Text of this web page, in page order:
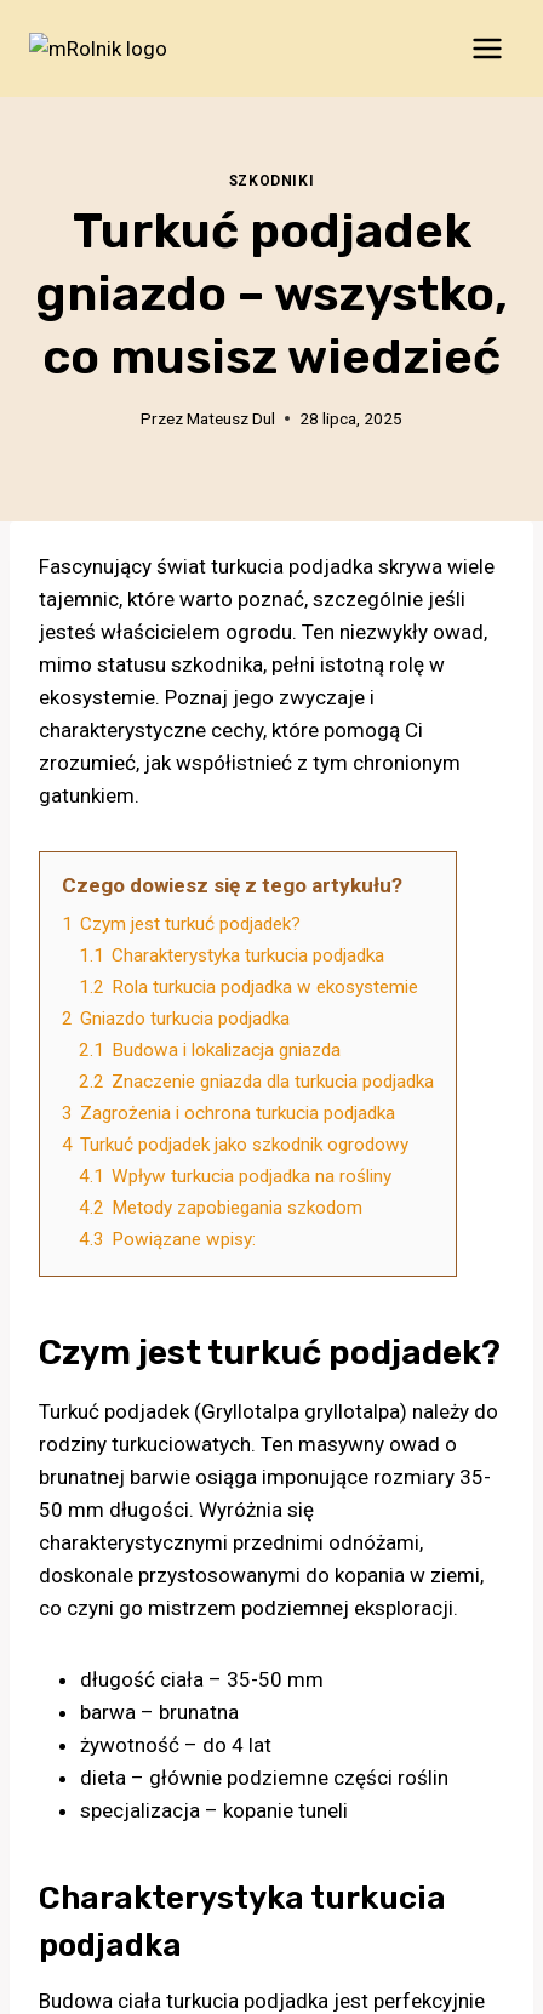
SZKODNIKI
Turkuć podjadek
gniazdo – wszystko,
co musisz wiedzieć
PrzezMateusz Dul 28 lipca, 2025
Fascynujący świat turkucia podjadka skrywa wiele
tajemnic, które warto poznać, szczególnie jeśli
jesteś właścicielem ogrodu. Ten niezwykły owad,
mimo statusu szkodnika, pełni istotną rolę w
ekosystemie. Poznaj jego zwyczaje i
charakterystyczne cechy, które pomogą Ci
zrozumieć, jak współistnieć z tym chronionym
gatunkiem.
Czego dowiesz się z tego artykułu?
1 Czym jest turkuć podjadek?
1.1 Charakterystyka turkucia podjadka
1.2 Rola turkucia podjadka w ekosystemie
2 Gniazdo turkucia podjadka
2.1 Budowa i lokalizacja gniazda
2.2 Znaczenie gniazda dla turkucia podjadka
3 Zagrożenia i ochrona turkucia podjadka
4 Turkuć podjadek jako szkodnik ogrodowy
4.1 Wpływ turkucia podjadka na rośliny
4.2 Metody zapobiegania szkodom
4.3 Powiązane wpisy:
Czym jest turkuć podjadek?
Turkuć podjadek (Gryllotalpa gryllotalpa) należy do
rodziny turkuciowatych. Ten masywny owad o
brunatnej barwie osiąga imponujące rozmiary 35-
50 mm długości. Wyróżnia się
charakterystycznymi przednimi odnóżami,
doskonale przystosowanymi do kopania w ziemi,
co czyni go mistrzem podziemnej eksploracji.
długość ciała – 35-50 mm
barwa – brunatna
żywotność – do 4 lat
dieta – głównie podziemne części roślin
specjalizacja – kopanie tuneli
Charakterystyka turkucia
podjadka
Budowa ciała turkucia podjadka jest perfekcyjnie